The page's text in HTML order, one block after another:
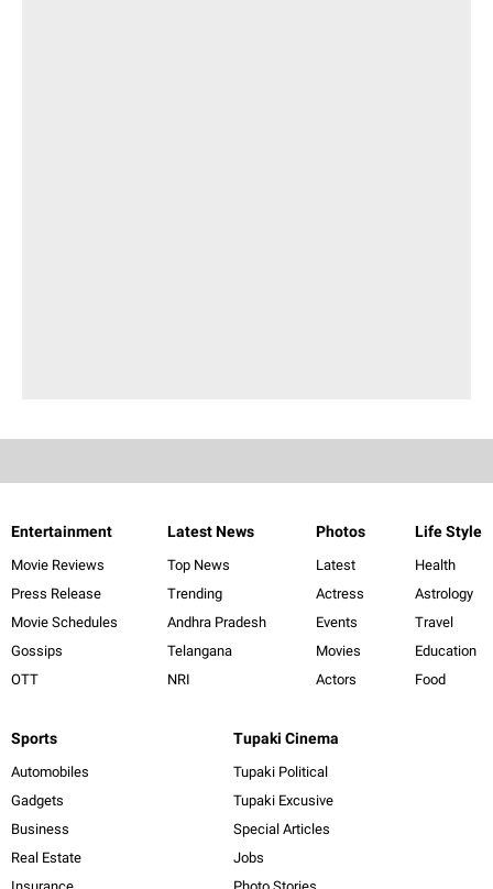
Entertainment
Movie Reviews
Press Release
Movie Schedules
Gossips
OTT
Latest News
Top News
Trending
Andhra Pradesh
Telangana
NRI
Photos
Latest
Actress
Events
Movies
Actors
Life Style
Health
Astrology
Travel
Education
Food
Sports
Automobiles
Gadgets
Business
Real Estate
Tupaki Cinema
Tupaki Political
Tupaki Excusive
Special Articles
Jobs